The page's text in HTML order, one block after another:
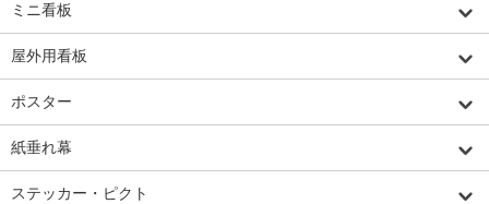
ミニ看板
屋外用看板
ポスター
紙垂れ幕
ステッカー・ピクト